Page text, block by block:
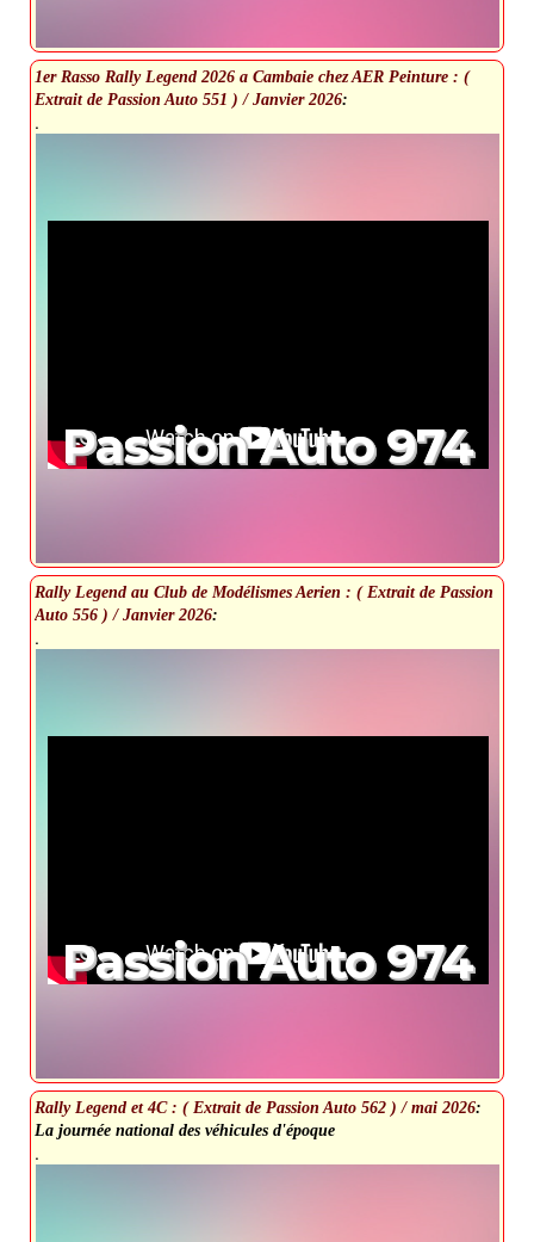
1er Rasso Rally Legend 2026 a Cambaie chez AER Peinture : (
Extrait de Passion Auto 551 ) / Janvier 2026:
.
Passion Auto 974
Rally Legend au Club de Modélismes Aerien : ( Extrait de Passion
Auto 556 ) / Janvier 2026:
.
Passion Auto 974
Rally Legend et 4C : ( Extrait de Passion Auto 562 ) / mai 2026:
La journée national des véhicules d'époque
.